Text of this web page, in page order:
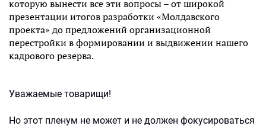
которую вынести все эти вопросы – от широкой
презентации итогов разработки «Молдавского
проекта» до предложений организационной
перестройки в формировании и выдвижении нашего
кадрового резерва.
Уважаемые товарищи!
Но этот пленум не может и не должен фокусироваться